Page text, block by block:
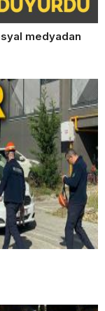
medyadan